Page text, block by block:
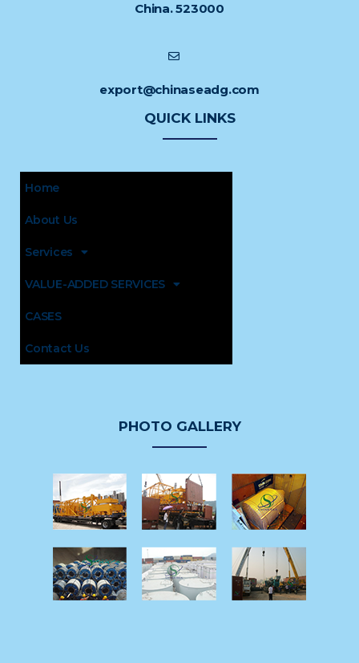
China. 523000
export@chinaseadg.com
QUICK LINKS
Home
About Us
Services
VALUE-ADDED SERVICES
CASES
Contact Us
PHOTO GALLERY